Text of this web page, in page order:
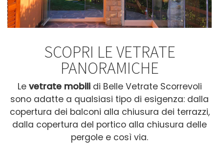
SCOPRI LE VETRATE
PANORAMICHE
Le vetrate mobilidi Belle Vetrate Scorrevoli
sono adatte a qualsiasi tipo di esigenza: dalla
copertura dei balconi alla chiusura dei terrazzi,
dalla copertura del portico alla chiusura delle
pergole e così via.